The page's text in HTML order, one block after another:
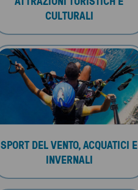
CULTURALI
SPORT DEL VENTO, ACQUATICI E
INVERNALI